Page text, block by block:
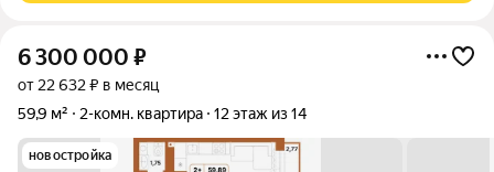
6 300 000 ₽
от 22 632 ₽ в месяц
59,9 м²
2-комн. квартира 12 этаж из 14
новостройка